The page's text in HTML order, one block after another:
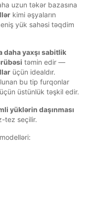
uzun təkər bazasına
kimi əşyaların
yük sahəsi təqdim
daha yaxşı sabitlik
təmin edir —
üçün idealdır.
bu tip furqonlar
üstünlük təşkil edir.
yüklərin daşınması
tez seçilir.